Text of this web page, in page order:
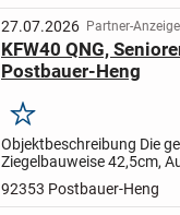
27.07.2026 Partner-Anzeige
KFW40 QNG,
Postbauer-Heng
Merken
Objektbeschreibung Die
Ziegelbauweise 42,5cm,
Atmungsfähigkeit der
92353 Postbauer-Heng